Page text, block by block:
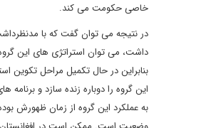
خاصی حکومت می کند.
در نتیجه می توان گفت که با
داشت، می توان استراتژی های این
بنابراین در حال تکمیل مراحل تکوین
این گروه را دوباره زنده سازد و
به عملکرد این گروه از زمان ظهورش